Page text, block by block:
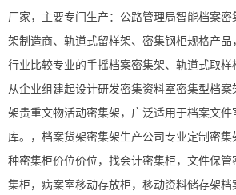
厂家，主要专门生产：公路管理局智能档案
架制造商、轨道式留样架、密集钢柜规格产
行业比较专业的手摇档案密集架、轨道式取
从企业组建起设计研发密集资料室密集型档
架贵重文物活动密集架，广泛适用于档案文
库。，档案货架密集架生产公司专业定制密
种密集柜价位价位，找会计密集柜，文件保
集柜，病案室移动存放柜，移动资料储存架